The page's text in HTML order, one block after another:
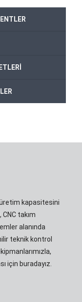
kapasitesini
takım
alanında
teknik kontrol
için buradayız.